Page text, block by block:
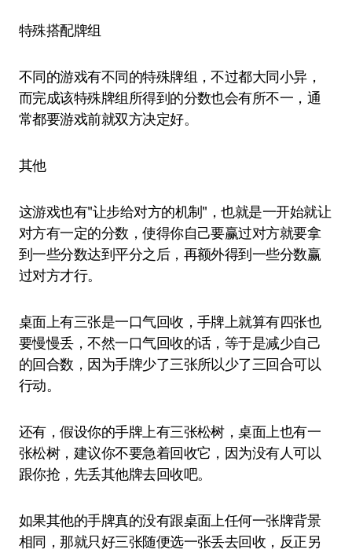
特殊搭配牌组
不同的游戏有不同的特殊牌组，不过都大同小异，
而完成该特殊牌组所得到的分数也会有所不一，通
常都要游戏前就双方决定好。
其他
这游戏也有"让步给对方的机制"，也就是一开始就让
对方有一定的分数，使得你自己要赢过对方就要拿
到一些分数达到平分之后，再额外得到一些分数赢
过对方才行。
桌面上有三张是一口气回收，手牌上就算有四张也
要慢慢丢，不然一口气回收的话，等于是减少自己
的回合数，因为手牌少了三张所以少了三回合可以
行动。
还有，假设你的手牌上有三张松树，桌面上也有一
张松树，建议你不要急着回收它，因为没有人可以
跟你抢，先丢其他牌去回收吧。
如果其他的手牌真的没有跟桌面上任何一张牌背景
相同，那就只好三张随便选一张丢去回收，反正另